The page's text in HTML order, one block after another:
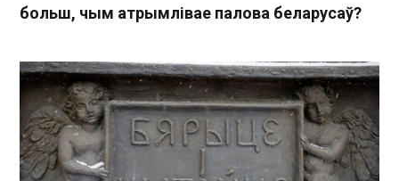
больш, чым атрымлівае палова беларусаў?